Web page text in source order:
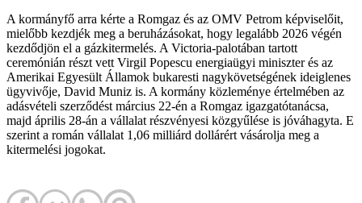
A kormányfő arra kérte a Romgaz és az OMV Petrom képviselőit,
mielőbb kezdjék meg a beruházásokat, hogy legalább 2026 végén
kezdődjön el a gázkitermelés. A Victoria-palotában tartott
ceremónián részt vett Virgil Popescu energiaügyi miniszter és az
Amerikai Egyesült Államok bukaresti nagykövetségének ideiglenes
ügyvivője, David Muniz is. A kormány közleménye értelmében az
adásvételi szerződést március 22-én a Romgaz igazgatótanácsa,
majd április 28-án a vállalat részvényesi közgyűlése is jóváhagyta. E
szerint a román vállalat 1,06 milliárd dollárért vásárolja meg a
kitermelési jogokat.